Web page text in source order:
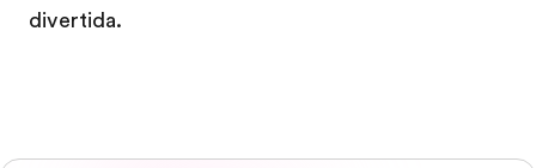
divertida.